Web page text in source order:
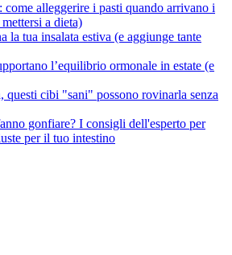
alleggerire i pasti quando arrivano i
a dieta)
la tua insalata estiva (e aggiunge tante
l’equilibrio ormonale in estate (e
questi cibi "sani" possono rovinarla senza
gonfiare? I consigli dell'esperto per
per il tuo intestino